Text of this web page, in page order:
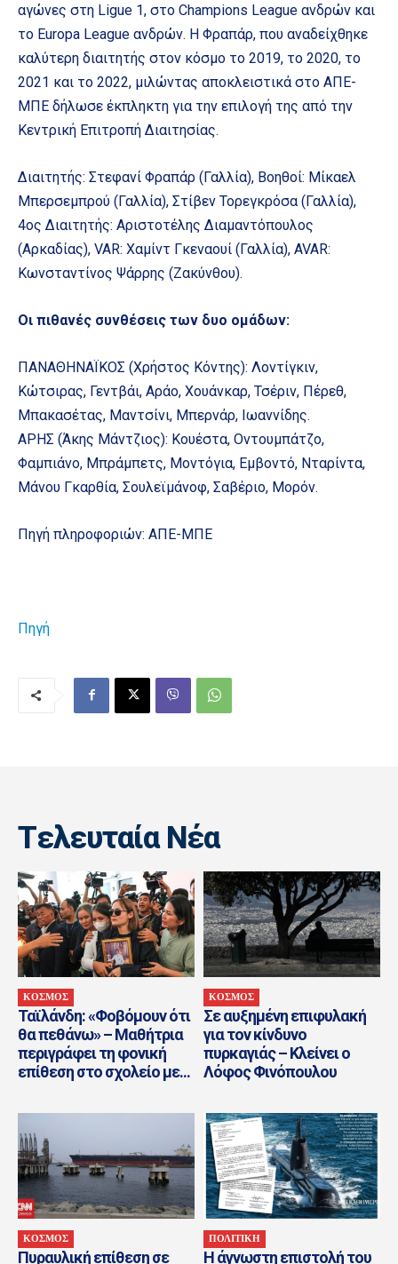
αγώνες στη Ligue 1, στο Champions League ανδρών και
το Europa League ανδρών. Η Φραπάρ, που αναδείχθηκε
καλύτερη διαιτητής στον κόσμο το 2019, το 2020, το
2021 και το 2022, μιλώντας αποκλειστικά στο ΑΠΕ-
ΜΠΕ δήλωσε έκπληκτη για την επιλογή της από την
Κεντρική Επιτροπή Διαιτησίας.
Διαιτητής: Στεφανί Φραπάρ (Γαλλία), Βοηθοί: Μίκαελ
Μπερσεμπρού (Γαλλία), Στίβεν Τορεγκρόσα (Γαλλία),
4ος Διαιτητής: Αριστοτέλης Διαμαντόπουλος
(Αρκαδίας), VAR: Χαμίντ Γκεναουί (Γαλλία), AVAR:
Κωνσταντίνος Ψάρρης (Ζακύνθου).
Οι πιθανές συνθέσεις των δυο ομάδων:
ΠΑΝΑΘΗΝΑΪΚΟΣ (Χρήστος Κόντης): Λοντίγκιν,
Κώτσιρας, Γεντβάι, Αράο, Χουάνκαρ, Τσέριν, Πέρεθ,
Μπακασέτας, Μαντσίνι, Μπερνάρ, Ιωαννίδης.
ΑΡΗΣ (Άκης Μάντζιος): Κουέστα, Οντουμπάτζο,
Φαμπιάνο, Μπράμπετς, Μοντόγια, Εμβοντό, Νταρίντα,
Μάνου Γκαρθία, Σουλεϊμάνοφ, Σαβέριο, Μορόν.
Πηγή πληροφοριών: ΑΠΕ-ΜΠΕ
Πηγή
Tελευταία Nέα
ΚΟΣΜΟΣ
Ταϊλάνδη: «Φοβόμουν ότι
θα πεθάνω» – Μαθήτρια
περιγράφει τη φονική
επίθεση στο σχολείο με...
ΚΟΣΜΟΣ
Σε αυξημένη επιφυλακή
για τον κίνδυνο
πυρκαγιάς – Κλείνει ο
Λόφος Φινόπουλου
ΚΟΣΜΟΣ
Πυραυλική επίθεση σε
ΠΟΛΙΤΙΚΗ
Η άγνωστη επιστολή του